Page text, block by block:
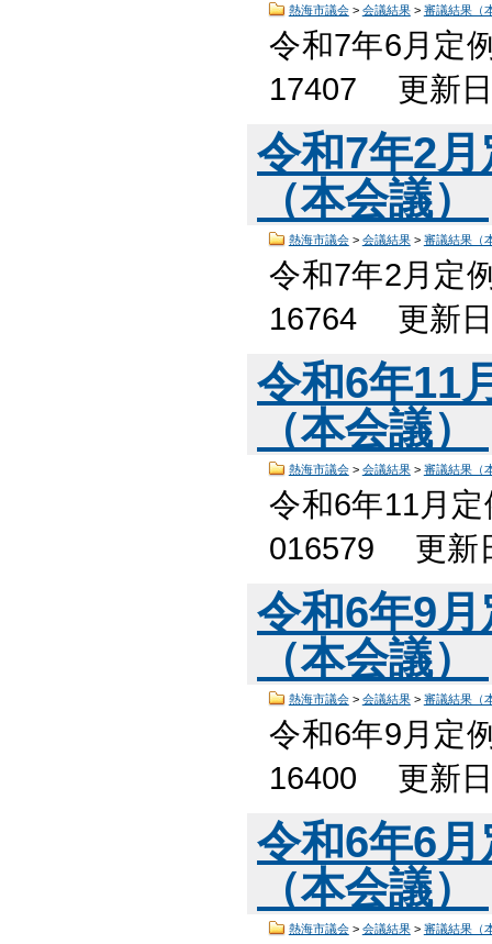
熱海市議会> 会議結果> 審議結果（
令和7年6月定
17407 更新
令和7年2
（本会議）
熱海市議会> 会議結果> 審議結果（
令和7年2月定
16764 更新
令和6年11
（本会議）
熱海市議会> 会議結果> 審議結果（
令和6年11月
016579 更新
令和6年9
（本会議）
熱海市議会> 会議結果> 審議結果（
令和6年9月定
16400 更新
令和6年6
（本会議）
熱海市議会> 会議結果> 審議結果（